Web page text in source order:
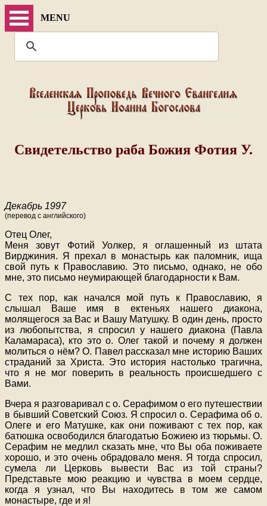
MENU
Свидетельство раба Божия Фотия У.
Декабрь 1997
(перевод с английского)
Отец Олег,
Меня зовут Фотий Уолкер, я оглашенный из штата
Вирджиния. Я прехал в монастырь как паломник, ища
свой путь к Православию. Это письмо, однако, не обо
мне, это письмо неумирающей благодарности к Вам.
С тех пор, как начался мой путь к Православию, я
слышал Ваше имя в ектеньях нашего диакона,
молящегося за Вас и Вашу Матушку. В один день, просто
из любопытства, я спросил у нашего диакона (Павла
Каламараса), кто это о. Олег такой и почему я должен
молиться о нём? О. Павел рассказал мне историю Ваших
страданий за Христа. Это история настолько трагична,
что я не мог поверить в реальность происшедшего с
Вами.
Вчера я разговаривал с о. Серафимом о его путешествии
в бывший Советский Союз. Я спросил о. Серафима об о.
Олеге и его Матушке, как они поживают с тех пор, как
батюшка освободился благодатью Божиею из тюрьмы. О.
Серафим не медлил сказать мне, что Вы оба поживаете
хорошо, и это очень обрадовало меня. Я тогда спросил,
сумела ли Церковь вывести Вас из той страны?
Представьте мою реакцию и чувства в моем сердце,
когда я узнал, что Вы находитесь в том же самом
монастыре, где и я!